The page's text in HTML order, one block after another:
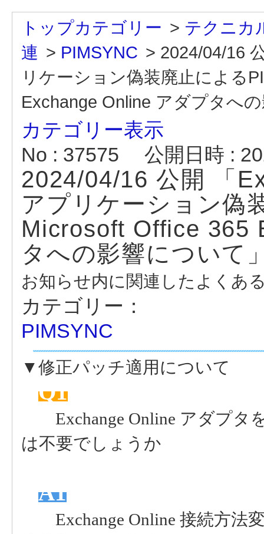
トップカテゴリー > テクニカ
連 > PIMSYNC > 2024/04/16
リケーション偽装廃止による
Exchange Online アダプタへ
カテゴリー表示
No : 37575
公開日時 :
2024/04/16 公開 「
アプリケーション偽
Microsoft Office 365
タへの影響について
お知らせ内に関連したよくあ
カテゴリー：
PIMSYNC
▼修正パッチ適用について
Q1
Exchange Online アダプタ
は不要でしょうか
A1
Exchange Online 接続方法